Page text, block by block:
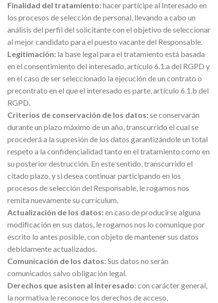
Finalidad del tratamiento:hacer partícipe al Interesado en
los procesos de selección de personal, llevando a cabo un
análisis del perfil del solicitante con el objetivo de seleccionar
al mejor candidato para el puesto vacante del Responsable.
Legitimación: la base legal para el tratamiento está basada
en el consentimiento del interesado, artículo 6.1.a del RGPD y
en el caso de ser seleccionado la ejecución de un contrato o
precontrato en el que el interesado es parte, artículo 6.1.b del
RGPD.
Criterios de conservación de los datos:se conservarán
durante un plazo máximo de un año, transcurrido el cual se
procederá a la supresión de los datos garantizándole un total
respeto a la confidencialidad tanto en el tratamiento como en
su posterior destrucción. En este sentido, transcurrido el
citado plazo, y si desea continuar participando en los
procesos de selección del Responsable, le rogamos nos
remita nuevamente su currículum.
Actualización de los datos:en caso de producirse alguna
modificación en sus datos, le rogamos nos lo comunique por
escrito lo antes posible, con objeto de mantener sus datos
debidamente actualizados.
Comunicación de los datos:Sus datos no serán
comunicados salvo obligación legal.
Derechos que asisten al Interesado:con carácter general,
la normativa le reconoce los derechos de acceso,